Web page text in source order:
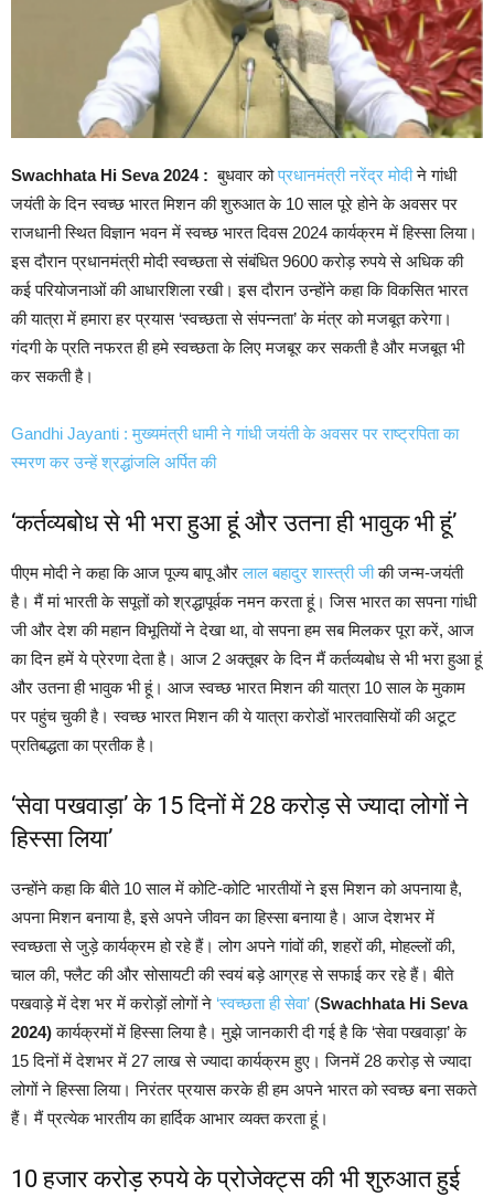
Swachhata Hi Seva 2024 : बुधवार कोप्रधानमंत्री नरेंद्र मोदीने गांधी
जयंती के दिन स्वच्छ भारत मिशन की शुरुआत के 10 साल पूरे होने के अवसर पर
राजधानी स्थित विज्ञान भवन में स्वच्छ भारत दिवस 2024 कार्यक्रम में हिस्सा लिया।
इस दौरान प्रधानमंत्री मोदी स्वच्छता से संबंधित 9600 करोड़ रुपये से अधिक की
कई परियोजनाओं की आधारशिला रखी। इस दौरान उन्होंने कहा कि विकसित भारत
की यात्रा में हमारा हर प्रयास ‘स्वच्छता से संपन्नता’ के मंत्र को मजबूत करेगा।
गंदगी के प्रति नफरत ही हमे स्वच्छता के लिए मजबूर कर सकती है और मजबूत भी
कर सकती है।
Gandhi Jayanti : मुख्यमंत्री धामी ने गांधी जयंती के अवसर पर राष्ट्रपिता का
स्मरण कर उन्हें श्रद्धांजलि अर्पित की
‘कर्तव्यबोध से भी भरा हुआ हूं और उतना ही भावुक भी हूं’
पीएम मोदी ने कहा कि आज पूज्य बापू औरलाल बहादुर शास्त्री जीकी जन्म-जयंती
है। मैं मां भारती के सपूतों को श्रद्धापूर्वक नमन करता हूं। जिस भारत का सपना गांधी
जी और देश की महान विभूतियों ने देखा था, वो सपना हम सब मिलकर पूरा करें, आज
का दिन हमें ये प्रेरणा देता है। आज 2 अक्तूबर के दिन मैं कर्तव्यबोध से भी भरा हुआ हूं
और उतना ही भावुक भी हूं। आज स्वच्छ भारत मिशन की यात्रा 10 साल के मुकाम
पर पहुंच चुकी है। स्वच्छ भारत मिशन की ये यात्रा करोडों भारतवासियों की अटूट
प्रतिबद्धता का प्रतीक है।
‘सेवा पखवाड़ा’ के 15 दिनों में 28 करोड़ से ज्यादा लोगों ने
हिस्सा लिया’
उन्होंने कहा कि बीते 10 साल में कोटि-कोटि भारतीयों ने इस मिशन को अपनाया है,
अपना मिशन बनाया है, इसे अपने जीवन का हिस्सा बनाया है। आज देशभर में
स्वच्छता से जुड़े कार्यक्रम हो रहे हैं। लोग अपने गांवों की, शहरों की, मोहल्लों की,
चाल की, फ्लैट की और सोसायटी की स्वयं बड़े आग्रह से सफाई कर रहे हैं। बीते
पखवाड़े में देश भर में करोड़ों लोगों ने ‘स्वच्छता ही सेवा’ (Swachhata Hi Seva
2024)कार्यक्रमों में हिस्सा लिया है। मुझे जानकारी दी गई है कि ‘सेवा पखवाड़ा’ के
15 दिनों में देशभर में 27 लाख से ज्यादा कार्यक्रम हुए। जिनमें 28 करोड़ से ज्यादा
लोगों ने हिस्सा लिया। निरंतर प्रयास करके ही हम अपने भारत को स्वच्छ बना सकते
हैं। मैं प्रत्येक भारतीय का हार्दिक आभार व्यक्त करता हूं।
10 हजार करोड़ रुपये के प्रोजेक्ट्स की भी शुरुआत हुई